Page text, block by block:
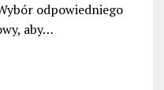
odpowiedniego
aby…